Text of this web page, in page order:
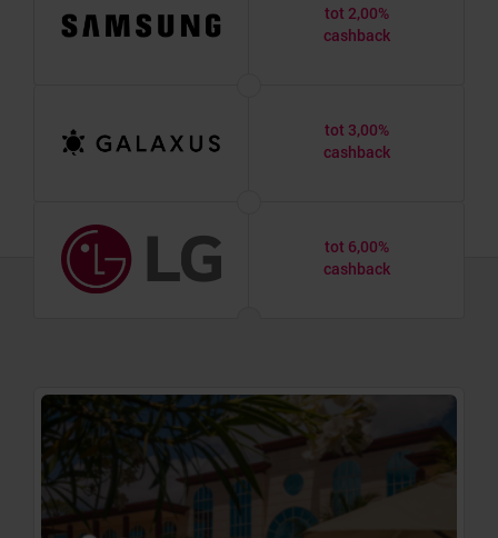
tot 2,00%
cashback
tot 3,00%
cashback
tot 6,00%
cashback